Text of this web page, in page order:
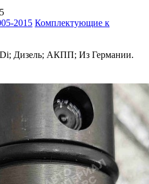
2015 Комплектующие к
Дизель; АКПП; Из Германии.